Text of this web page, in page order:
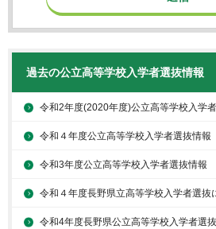
過去の公立高等学校入学者選抜情報
令和2年度(2020年度)公立高等学校入学
令和４年度公立高等学校入学者選抜情報
令和3年度公立高等学校入学者選抜情報
令和４年度長野県立高等学校入学者選抜
令和4年度長野県公立高等学校入学者選